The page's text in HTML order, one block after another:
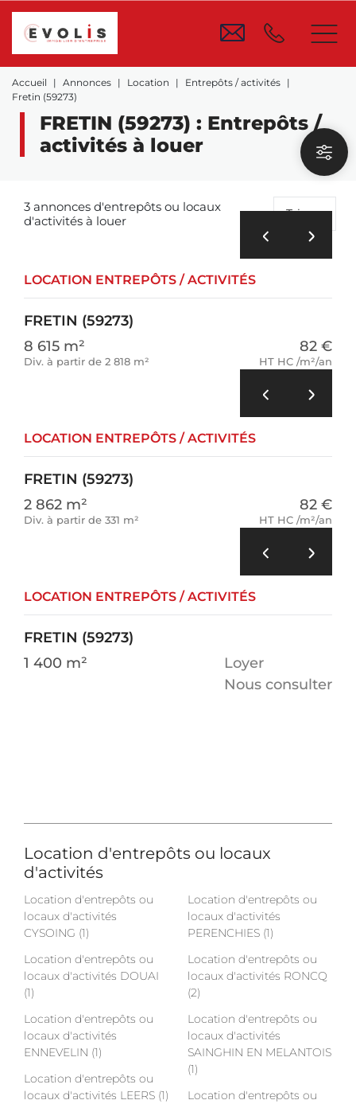
Accueil Annonces Location
Entrepôts / activités
Fretin (59273)
FRETIN (59273) : Entrepôts /
activités à louer
3 annonces d'entrepôts ou locaux
d'activités à louer
Trier
LOCATION ENTREPÔTS / ACTIVITÉS
FRETIN (59273)
8 615 m²
Div. à partir de 2 818 m²
82 €
HT HC /m²/an
LOCATION ENTREPÔTS / ACTIVITÉS
FRETIN (59273)
2 862 m²
Div. à partir de 331 m²
82 €
HT HC /m²/an
LOCATION ENTREPÔTS / ACTIVITÉS
FRETIN (59273)
1 400 m²
Loyer
Nous consulter
Location d'entrepôts ou locaux
d'activités
Location d'entrepôts ou
locaux d'activités
CYSOING (1)
Location d'entrepôts ou
locaux d'activités DOUAI
(1)
Location d'entrepôts ou
locaux d'activités
ENNEVELIN (1)
Location d'entrepôts ou
locaux d'activités LEERS (1)
Location d'entrepôts ou
locaux d'activités
PERENCHIES (1)
Location d'entrepôts ou
locaux d'activités RONCQ
(2)
Location d'entrepôts ou
locaux d'activités
SAINGHIN EN MELANTOIS
(1)
Location d'entrepôts ou